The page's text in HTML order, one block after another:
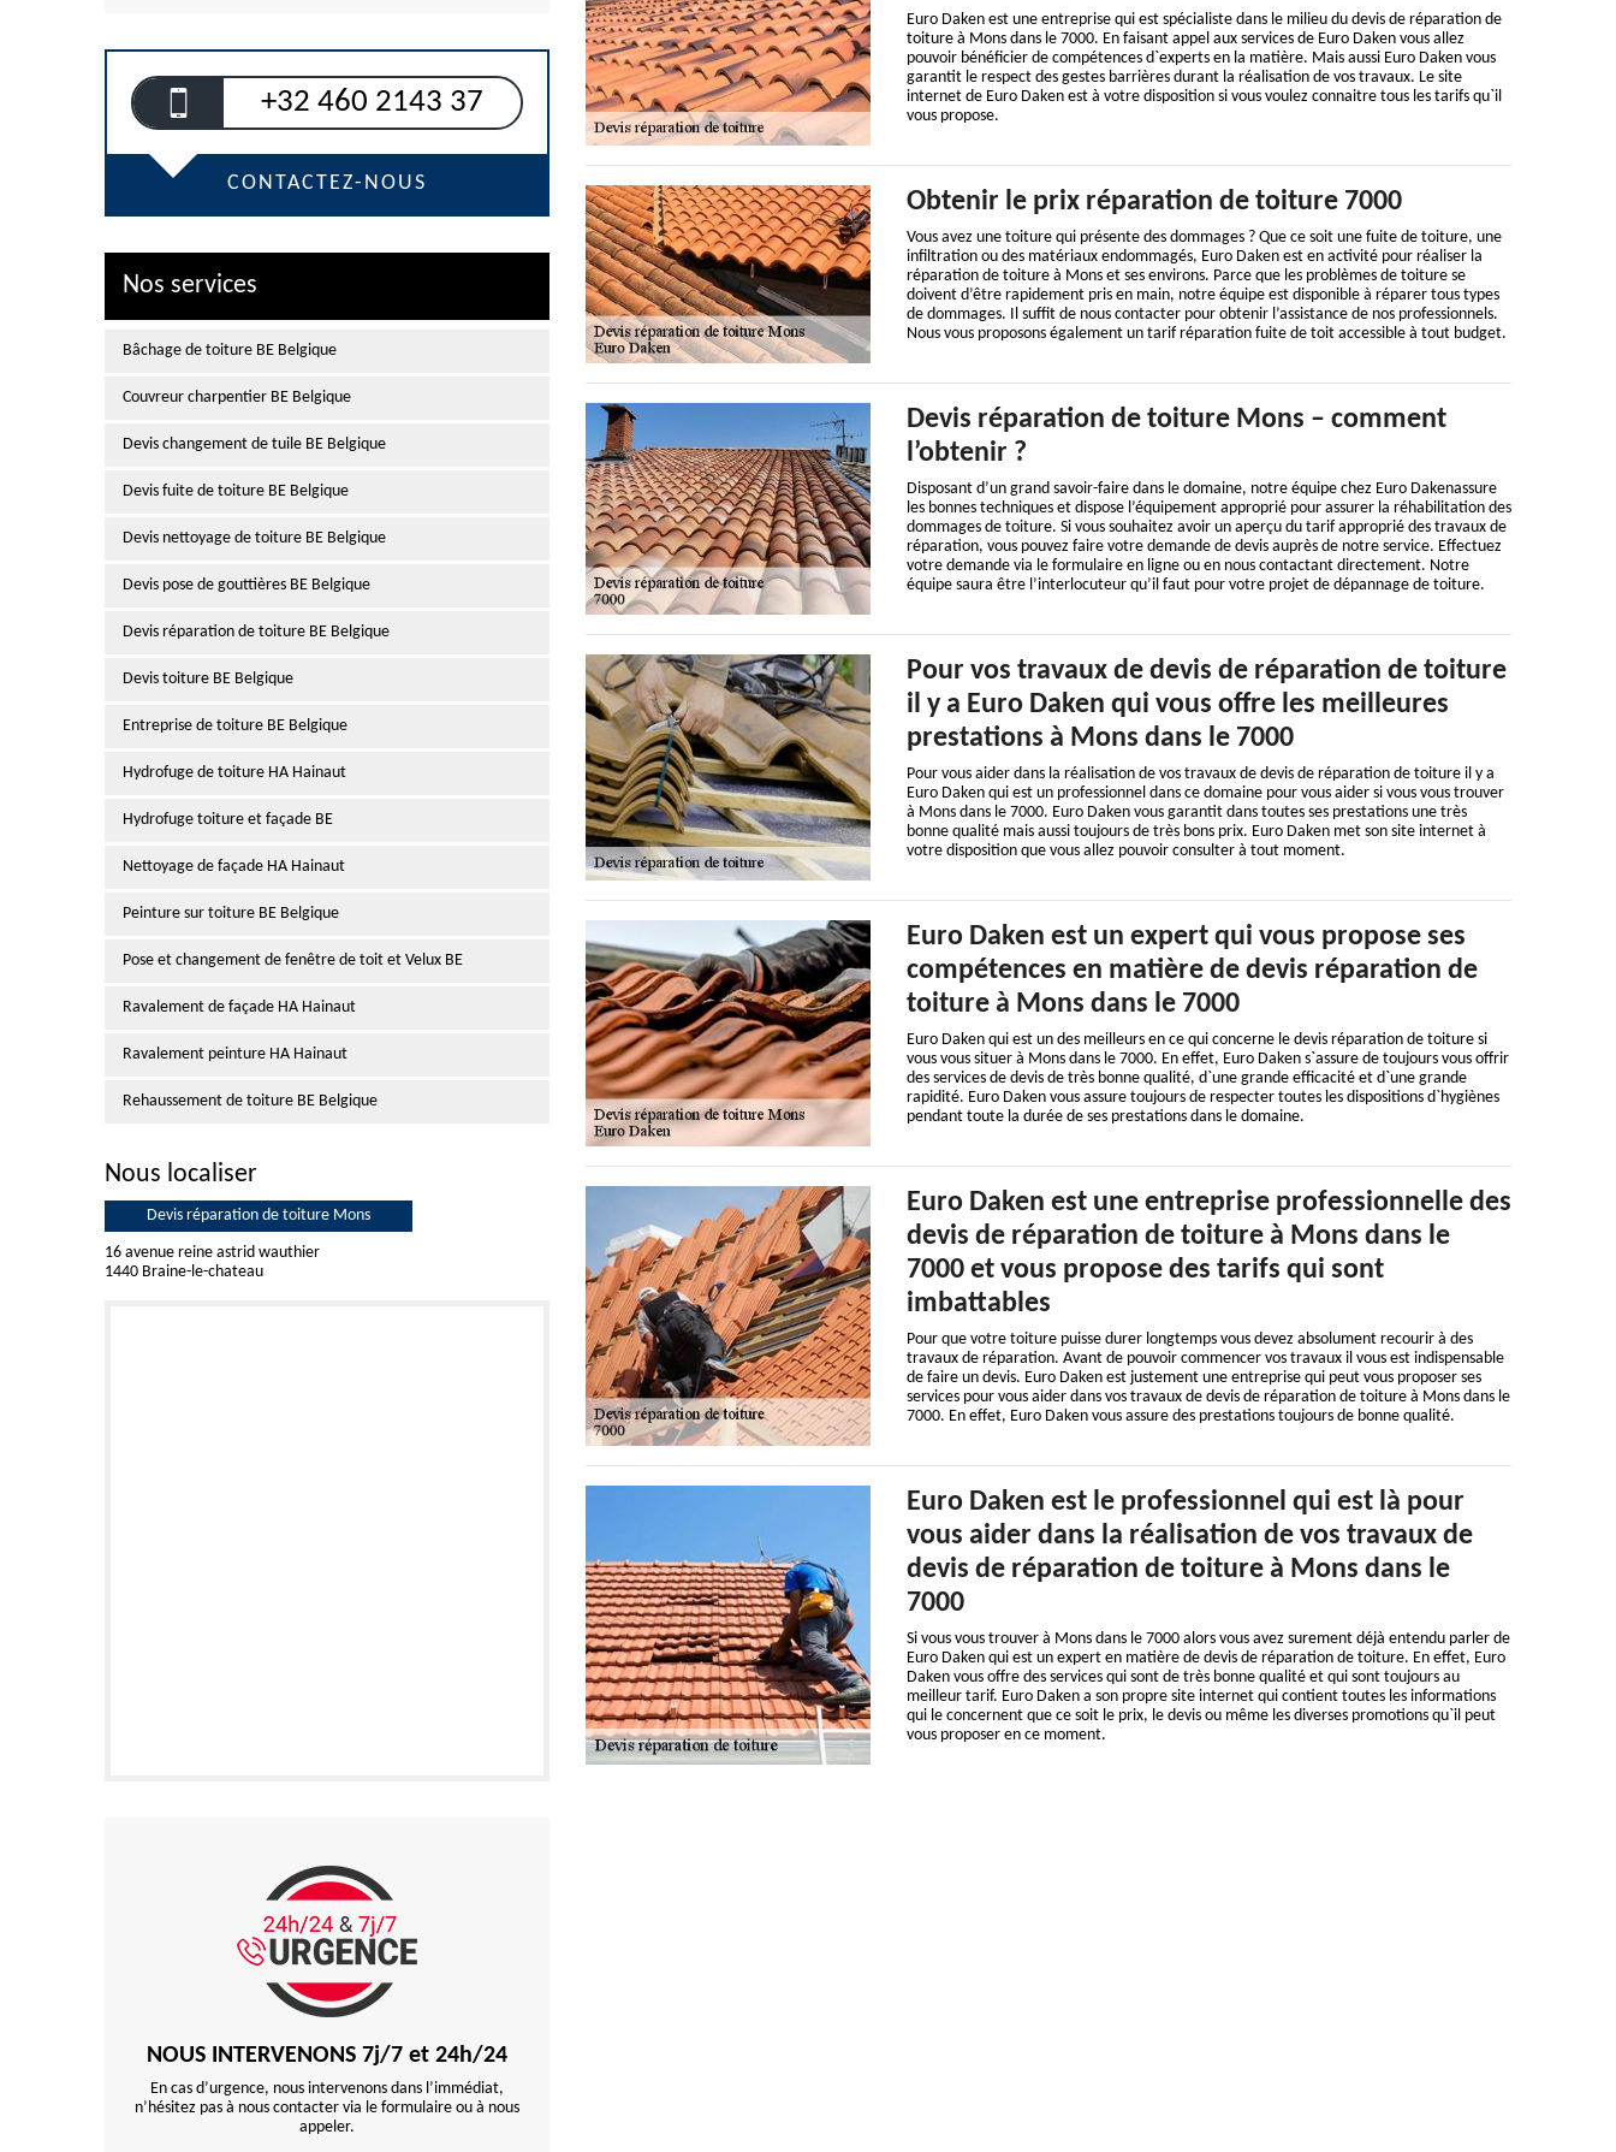
+32 460 2143 37
CONTACTEZ-NOUS
Nos services
Bâchage de toiture BE Belgique
Couvreur charpentier BE Belgique
Devis changement de tuile BE Belgique
Devis fuite de toiture BE Belgique
Devis nettoyage de toiture BE Belgique
Devis pose de gouttières BE Belgique
Devis réparation de toiture BE Belgique
Devis toiture BE Belgique
Entreprise de toiture BE Belgique
Hydrofuge de toiture HA Hainaut
Hydrofuge toiture et façade BE
Nettoyage de façade HA Hainaut
Peinture sur toiture BE Belgique
Pose et changement de fenêtre de toit et Velux BE
Ravalement de façade HA Hainaut
Ravalement peinture HA Hainaut
Rehaussement de toiture BE Belgique
Nous localiser
Devis réparation de toiture Mons
16 avenue reine astrid wauthier
1440 Braine-le-chateau
NOUS INTERVENONS 7j/7 et 24h/24
En cas d’urgence, nous intervenons dans l’immédiat,
n’hésitez pas à nous contacter via le formulaire ou à nous
appeler.
Euro Daken est une entreprise qui est spécialiste dans le milieu du devis de réparation de
toiture à Mons dans le 7000. En faisant appel aux services de Euro Daken vous allez
pouvoir bénéficier de compétences d`experts en la matière. Mais aussi Euro Daken vous
garantit le respect des gestes barrières durant la réalisation de vos travaux. Le site
internet de Euro Daken est à votre disposition si vous voulez connaitre tous les tarifs qu`il
vous propose.
Obtenir le prix réparation de toiture 7000
Vous avez une toiture qui présente des dommages ? Que ce soit une fuite de toiture, une
infiltration ou des matériaux endommagés, Euro Daken est en activité pour réaliser la
réparation de toiture à Mons et ses environs. Parce que les problèmes de toiture se
doivent d’être rapidement pris en main, notre équipe est disponible à réparer tous types
de dommages. Il suffit de nous contacter pour obtenir l’assistance de nos professionnels.
Nous vous proposons également un tarif réparation fuite de toit accessible à tout budget.
Devis réparation de toiture Mons – comment
l’obtenir ?
Disposant d’un grand savoir-faire dans le domaine, notre équipe chez Euro Dakenassure
les bonnes techniques et dispose l’équipement approprié pour assurer la réhabilitation des
dommages de toiture. Si vous souhaitez avoir un aperçu du tarif approprié des travaux de
réparation, vous pouvez faire votre demande de devis auprès de notre service. Effectuez
votre demande via le formulaire en ligne ou en nous contactant directement. Notre
équipe saura être l’interlocuteur qu’il faut pour votre projet de dépannage de toiture.
Pour vos travaux de devis de réparation de toiture
il y a Euro Daken qui vous offre les meilleures
prestations à Mons dans le 7000
Pour vous aider dans la réalisation de vos travaux de devis de réparation de toiture il y a
Euro Daken qui est un professionnel dans ce domaine pour vous aider si vous vous trouver
à Mons dans le 7000. Euro Daken vous garantit dans toutes ses prestations une très
bonne qualité mais aussi toujours de très bons prix. Euro Daken met son site internet à
votre disposition que vous allez pouvoir consulter à tout moment.
Euro Daken est un expert qui vous propose ses
compétences en matière de devis réparation de
toiture à Mons dans le 7000
Euro Daken qui est un des meilleurs en ce qui concerne le devis réparation de toiture si
vous vous situer à Mons dans le 7000. En effet, Euro Daken s`assure de toujours vous offrir
des services de devis de très bonne qualité, d`une grande efficacité et d`une grande
rapidité. Euro Daken vous assure toujours de respecter toutes les dispositions d`hygiènes
pendant toute la durée de ses prestations dans le domaine.
Euro Daken est une entreprise professionnelle des
devis de réparation de toiture à Mons dans le
7000 et vous propose des tarifs qui sont
imbattables
Pour que votre toiture puisse durer longtemps vous devez absolument recourir à des
travaux de réparation. Avant de pouvoir commencer vos travaux il vous est indispensable
de faire un devis. Euro Daken est justement une entreprise qui peut vous proposer ses
services pour vous aider dans vos travaux de devis de réparation de toiture à Mons dans le
7000. En effet, Euro Daken vous assure des prestations toujours de bonne qualité.
Euro Daken est le professionnel qui est là pour
vous aider dans la réalisation de vos travaux de
devis de réparation de toiture à Mons dans le
7000
Si vous vous trouver à Mons dans le 7000 alors vous avez surement déjà entendu parler de
Euro Daken qui est un expert en matière de devis de réparation de toiture. En effet, Euro
Daken vous offre des services qui sont de très bonne qualité et qui sont toujours au
meilleur tarif. Euro Daken a son propre site internet qui contient toutes les informations
qui le concernent que ce soit le prix, le devis ou même les diverses promotions qu`il peut
vous proposer en ce moment.